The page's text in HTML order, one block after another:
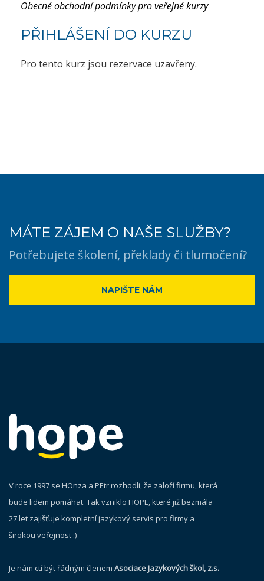
Obecné obchodní podmínky pro veřejné kurzy
PŘIHLÁŠENÍ DO KURZU
Pro tento kurz jsou rezervace uzavřeny.
MÁTE ZÁJEM O NAŠE SLUŽBY?
Potřebujete školení, překlady či tlumočení?
NAPIŠTE NÁM
V roce 1997 se HOnza a PEtr rozhodli, že založí firmu, která
bude lidem pomáhat. Tak vzniklo HOPE, které již bezmála
27 let zajišťuje kompletní jazykový servis pro firmy a
širokou veřejnost :)
Je nám ctí být řádným členem Asociace Jazykových škol, z.s.